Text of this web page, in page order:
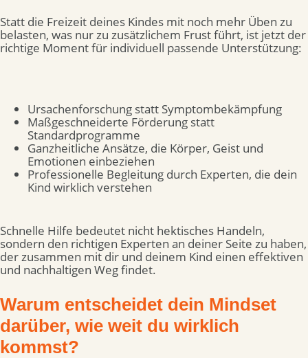
Statt die Freizeit deines Kindes mit noch mehr Üben zu
belasten, was nur zu zusätzlichem Frust führt, ist jetzt der
richtige Moment für individuell passende Unterstützung:
Ursachenforschung statt Symptombekämpfung
Maßgeschneiderte Förderung statt
Standardprogramme
Ganzheitliche Ansätze, die Körper, Geist und
Emotionen einbeziehen
Professionelle Begleitung durch Experten, die dein
Kind wirklich verstehen
Schnelle Hilfe bedeutet nicht hektisches Handeln,
sondern den richtigen Experten an deiner Seite zu haben,
der zusammen mit dir und deinem Kind einen effektiven
und nachhaltigen Weg findet.
Warum entscheidet dein Mindset
darüber, wie weit du wirklich
kommst?